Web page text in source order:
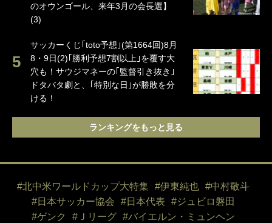
のオウンゴール、来年3月の会長選】
(3)
サッカーくじ｢toto予想｣(第1664回)8月
8・9日(2)｢勝利予想7割以上｣を覆す大
穴も！サウジマネーの｢監督引き抜き｣
ドタバタ劇と、｢特別な日｣が勝敗を分
ける！
ランキングをもっと見る
#北中米ワールドカップ大特集 #伊東純也
#中村敬斗
#日本サッカー協会
#日本代表
#ジュビロ磐田
#ゲンク
#Ｊリーグ
#バイエルン・ミュンヘン